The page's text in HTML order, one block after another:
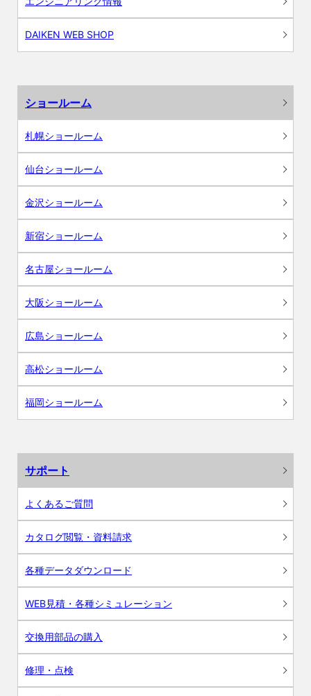
DAIKEN WEB SHOP
ショールーム
札幌ショールーム
仙台ショールーム
金沢ショールーム
新宿ショールーム
名古屋ショールーム
大阪ショールーム
広島ショールーム
高松ショールーム
福岡ショールーム
サポート
よくあるご質問
カタログ閲覧・資料請求
各種データダウンロード
WEB見積・各種シミュレーション
交換用部品の購入
修理・点検